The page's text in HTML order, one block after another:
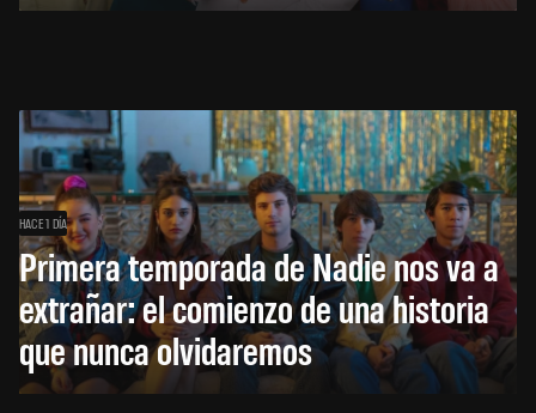
HACE 1 DÍA
Primera temporada de Nadie nos va a
extrañar: el comienzo de una historia
que nunca olvidaremos